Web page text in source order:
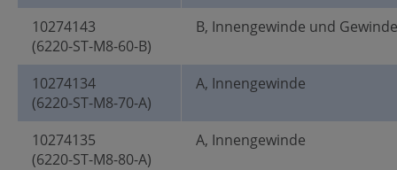
10274143
(6220-ST-M8-60-B)
B, Innengewinde und
10274134
(6220-ST-M8-70-A)
A, Innengewinde
10274135
(6220-ST-M8-80-A)
A, Innengewinde